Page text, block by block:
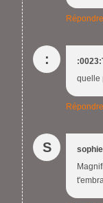
Répondre
:
quelle
Répondre
S
sophie